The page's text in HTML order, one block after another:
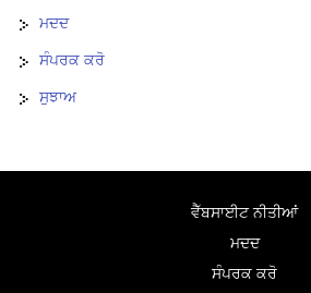
ਮਦਦ
ਸੰਪਰਕ ਕਰੋ
ਸੁਝਾਅ
ਵੈੱਬਸਾਈਟ ਨੀਤੀਆਂ
ਮਦਦ
ਸੰਪਰਕ ਕਰੋ